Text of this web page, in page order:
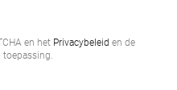
en het Privacybeleid en de
toepassing.